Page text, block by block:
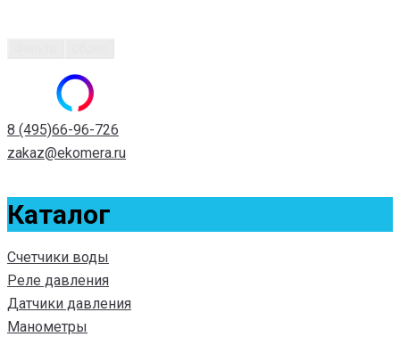
8 (495)66-96-726
zakaz@ekomera.ru
Каталог
Счетчики воды
Реле давления
Датчики давления
Манометры